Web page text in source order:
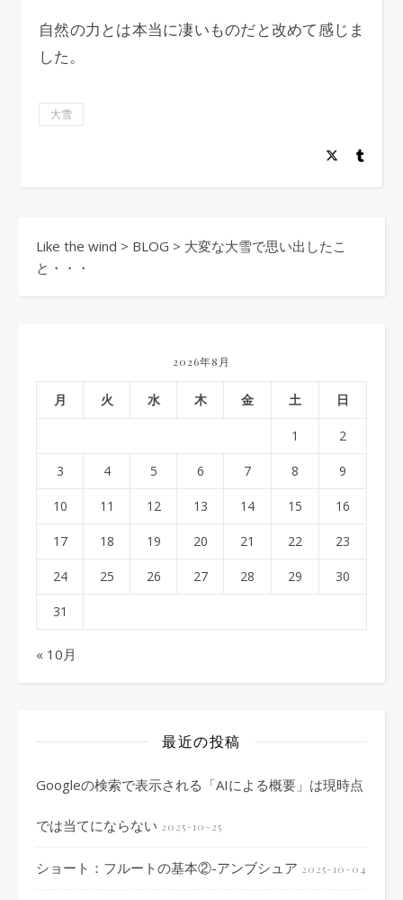
自然の力とは本当に凄いものだと改めて感じま
した。
大雪
Like the wind > BLOG > 大変な大雪で思い出したこ
と・・・
2026年8月
月 火 水 木 金 土 日
1 2
3 4 5 6 7 8 9
10 11 12 13 14 15 16
17 18 19 20 21 22 23
24 25 26 27 28 29 30
31
« 10月
最近の投稿
Googleの検索で表示される「AIによる概要」は現時点
では当てにならない 2025-10-25
ショート：フルートの基本②-アンブシュア 2025-10-04